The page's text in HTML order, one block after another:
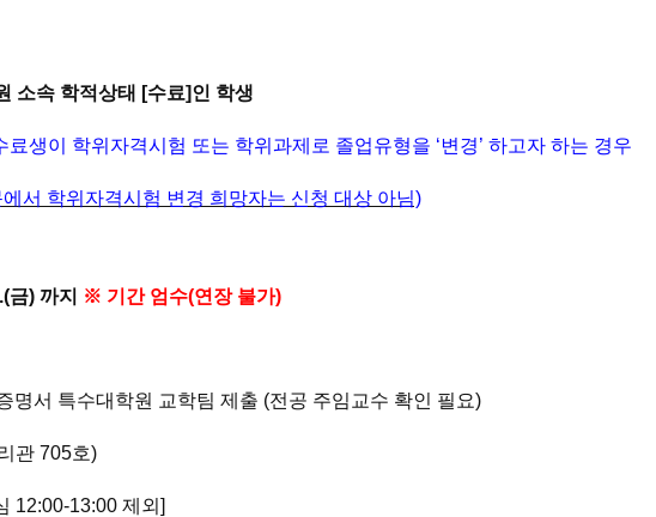
소속 학적상태 [수료]인 학생
료생이 학위자격시험 또는 학위과제로 졸업유형을 ‘변경’ 하고자 하는 경우
서 학위자격시험 변경 희망자는 신청 대상 아님)
(금) 까지 ※ 기간 엄수(연장 불가)
명서 특수대학원 교학팀 제출 (전공 주임교수 확인 필요)
관 705호)
12:00-13:00 제외]